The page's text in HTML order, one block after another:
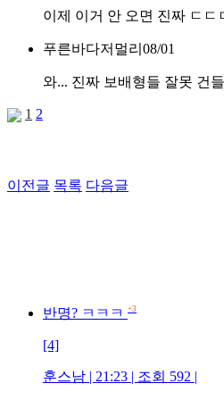
이제 이거 안 오면 진짜 ㄷㄷ
푸른바다저멀리 08/01
와... 진짜 보배형들 잘못 건
1 2
이전글 목록 다음글
반명? ㅋㅋㅋ +3
[4]
훈스남 | 21:23 | 조회 592 |